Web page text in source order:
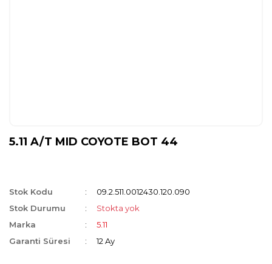
5.11 A/T MID COYOTE BOT 44
Stok Kodu
09.2.511.0012430.120.090
Stok Durumu
Stokta yok
Marka
5.11
Garanti Süresi
12 Ay